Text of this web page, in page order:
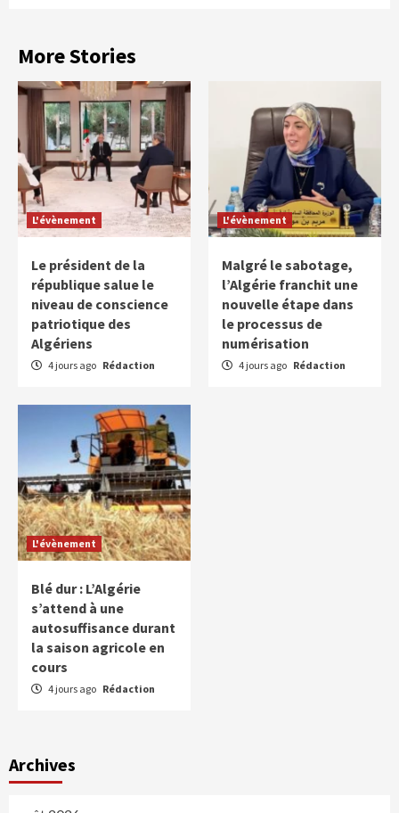
More Stories
L'évènement
Le président de la
république salue le
niveau de conscience
patriotique des
Algériens
4 jours ago Rédaction
L'évènement
Malgré le sabotage,
l’Algérie franchit une
nouvelle étape dans
le processus de
numérisation
4 jours ago Rédaction
L'évènement
Blé dur : L’Algérie
s’attend à une
autosuffisance durant
la saison agricole en
cours
4 jours ago Rédaction
Archives